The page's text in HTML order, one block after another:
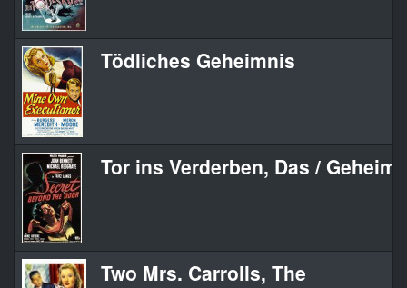
Tödliches Geheimnis
Tor ins Verderben, Das /
Two Mrs. Carrolls, The